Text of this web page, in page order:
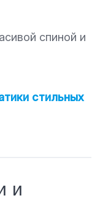
спиной и
стильных
и